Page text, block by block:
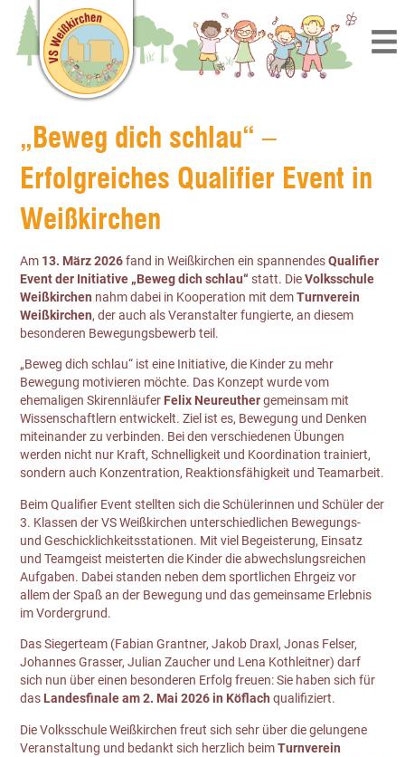
„Beweg dich schlau“ –
Erfolgreiches Qualifier Event in
Weißkirchen
Am 13. März 2026fand in Weißkirchen ein spannendesQualifier
Event der Initiative „Beweg dich schlau“ statt. DieVolksschule
Weißkirchen nahm dabei in Kooperation mit demTurnverein
Weißkirchen, der auch als Veranstalter fungierte, an diesem
besonderen Bewegungsbewerb teil.
„Beweg dich schlau“ ist eine Initiative, die Kinder zu mehr
Bewegung motivieren möchte. Das Konzept wurde vom
ehemaligen Skirennläufer Felix Neureuthergemeinsam mit
Wissenschaftlern entwickelt. Ziel ist es, Bewegung und Denken
miteinander zu verbinden. Bei den verschiedenen Übungen
werden nicht nur Kraft, Schnelligkeit und Koordination trainiert,
sondern auch Konzentration, Reaktionsfähigkeit und Teamarbeit.
Beim Qualifier Event stellten sich die Schülerinnen und Schüler der
3. Klassen der VS Weißkirchen unterschiedlichen Bewegungs-
und Geschicklichkeitsstationen. Mit viel Begeisterung, Einsatz
und Teamgeist meisterten die Kinder die abwechslungsreichen
Aufgaben. Dabei standen neben dem sportlichen Ehrgeiz vor
allem der Spaß an der Bewegung und das gemeinsame Erlebnis
im Vordergrund.
Das Siegerteam (Fabian Grantner, Jakob Draxl, Jonas Felser,
Johannes Grasser, Julian Zaucher und Lena Kothleitner) darf
sich nun über einen besonderen Erfolg freuen: Sie haben sich für
das Landesfinale am 2. Mai 2026 in Köflach qualifiziert.
Die Volksschule Weißkirchen freut sich sehr über die gelungene
Veranstaltung und bedankt sich herzlich beimTurnverein